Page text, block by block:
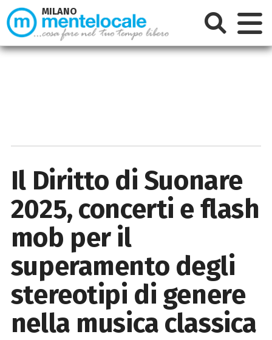
Il Diritto di Suonare
2025, concerti e flash
mob per il
superamento degli
stereotipi di genere
nella musica classica
MILANO